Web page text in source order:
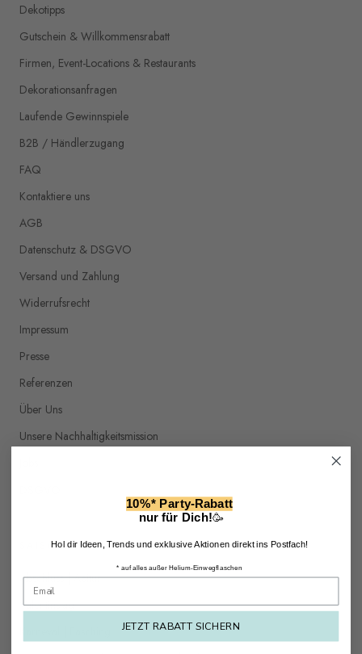
Dekotipps
Gutschein & Willkommensrabatt
Firmen, Event-Locations & Restaurants
Dekorationsanfragen
Laufende Gewinnspiele
B2B / Händlerzugang
FAQ
Kontaktiere uns
AGB
Datenschutz & DSGVO
Versand und Zahlung
Widerrufsrecht
Impressum
Presse
Referenzen
Über Uns
Unsere Nachhaltigkeitsmission
SAISONALE KATEGORIEN
Abschluss | Abitur
Valentinstag
10%* Party-Rabatt
nur für Dich!🥳
Hol dir Ideen, Trends und exklusive Aktionen direkt ins Postfach!
* auf alles außer Helium-Einwegflaschen
JETZT RABATT SICHERN